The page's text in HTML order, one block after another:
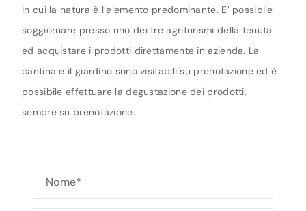
in cui la natura è l’elemento predominante. E’ possibile
soggiornare presso uno dei tre agriturismi della tenuta
ed acquistare i prodotti direttamente in azienda. La
cantina e il giardino sono visitabili su prenotazione ed è
possibile effettuare la degustazione dei prodotti,
sempre su prenotazione.